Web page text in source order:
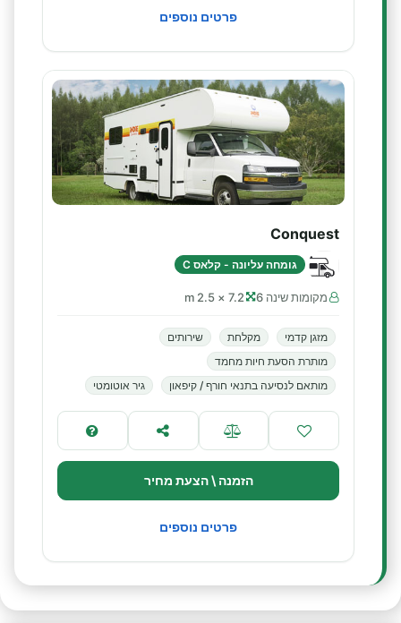
פרטים נוספים
Conquest
גומחה עליונה - קלאס C
מקומות שינה 6 7.2 × 2.5 m
מזגן קדמי מקלחת
שירותים
מותרת הסעת חיות מחמד
מותאם לנסיעה בתנאי חורף / קיפאון
גיר אוטומטי
הזמנה \ הצעת מחיר
פרטים נוספים